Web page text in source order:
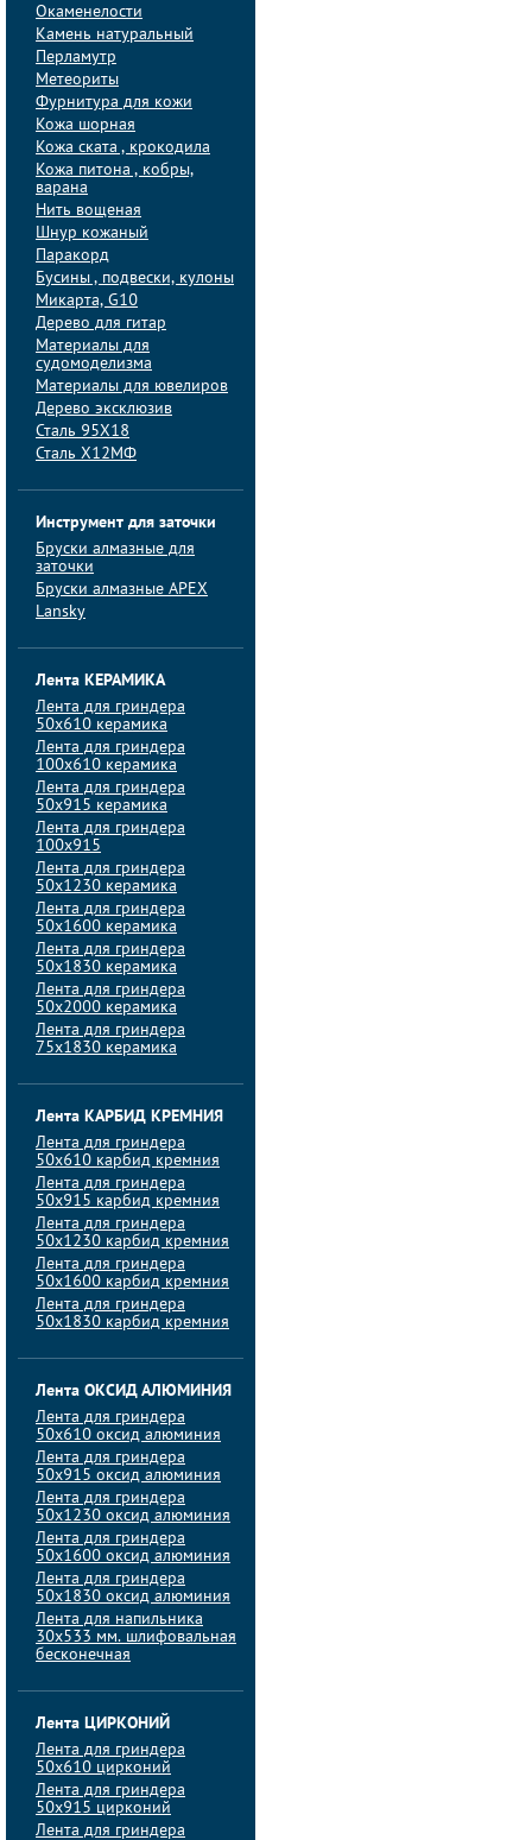
Окаменелости
Камень натуральный
Перламутр
Метеориты
Фурнитура для кожи
Кожа шорная
Кожа ската , крокодила
Кожа питона , кобры,
варана
Нить вощеная
Шнур кожаный
Паракорд
Бусины , подвески, кулоны
Микарта, G10
Дерево для гитар
Материалы для
судомоделизма
Материалы для ювелиров
Дерево эксклюзив
Сталь 95Х18
Сталь Х12МФ
Инструмент для заточки
Бруски алмазные для
заточки
Бруски алмазные APEX
Lansky
Лента КЕРАМИКА
Лента для гриндера
50х610 керамика
Лента для гриндера
100х610 керамика
Лента для гриндера
50х915 керамика
Лента для гриндера
100х915
Лента для гриндера
50х1230 керамика
Лента для гриндера
50х1600 керамика
Лента для гриндера
50х1830 керамика
Лента для гриндера
50х2000 керамика
Лента для гриндера
75х1830 керамика
Лента КАРБИД КРЕМНИЯ
Лента для гриндера
50х610 карбид кремния
Лента для гриндера
50х915 карбид кремния
Лента для гриндера
50х1230 карбид кремния
Лента для гриндера
50х1600 карбид кремния
Лента для гриндера
50х1830 карбид кремния
Лента ОКСИД АЛЮМИНИЯ
Лента для гриндера
50х610 оксид алюминия
Лента для гриндера
50х915 оксид алюминия
Лента для гриндера
50х1230 оксид алюминия
Лента для гриндера
50х1600 оксид алюминия
Лента для гриндера
50х1830 оксид алюминия
Лента для напильника
30х533 мм. шлифовальная
бесконечная
Лента ЦИРКОНИЙ
Лента для гриндера
50х610 цирконий
Лента для гриндера
50х915 цирконий
Лента для гриндера